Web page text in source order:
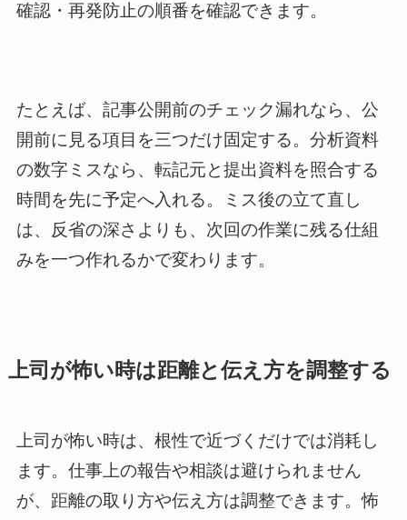
確認・再発防止の順番を確認できます。
たとえば、記事公開前のチェック漏れなら、公
開前に見る項目を三つだけ固定する。分析資料
の数字ミスなら、転記元と提出資料を照合する
時間を先に予定へ入れる。ミス後の立て直し
は、反省の深さよりも、次回の作業に残る仕組
みを一つ作れるかで変わります。
上司が怖い時は距離と伝え方を調整する
上司が怖い時は、根性で近づくだけでは消耗し
ます。仕事上の報告や相談は避けられません
が、距離の取り方や伝え方は調整できます。怖